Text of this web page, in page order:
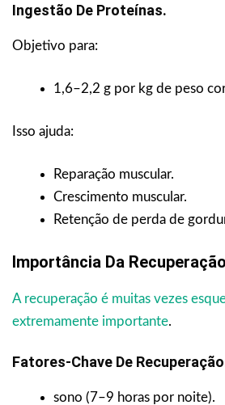
Ingestão De Proteínas.
Objetivo para:
1,6–2,2 g por kg de peso
Isso ajuda:
Reparação muscular.
Crescimento muscular.
Retenção de perda de
Importância Da
A recuperação é muitas vezes
extremamente importante.
Fatores-Chave De
sono (7–9 horas por noite).